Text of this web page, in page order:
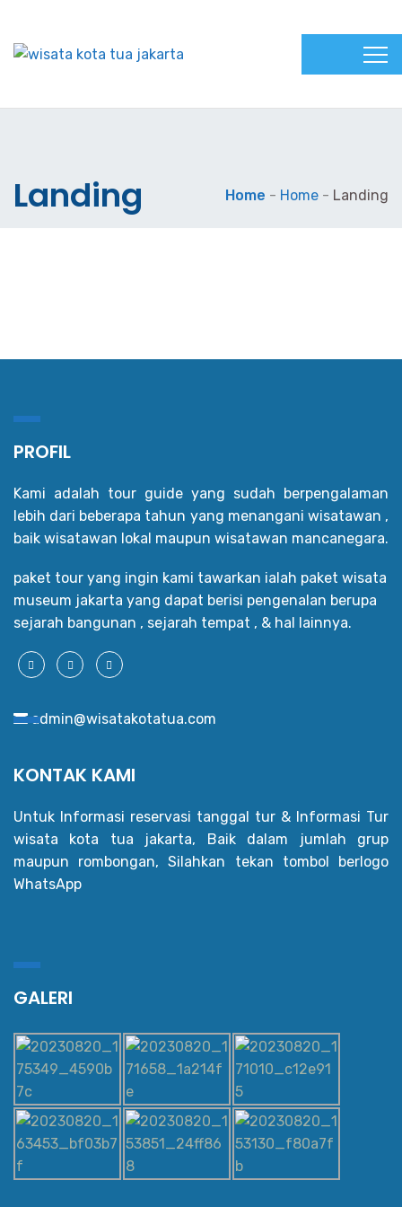
Landing Home - Home - Landing
PROFIL
Kami adalah tour guide yang sudah berpengalaman
lebih dari beberapa tahun yang menangani wisatawan ,
baik wisatawan lokal maupun wisatawan mancanegara.
paket tour yang ingin kami tawarkan ialah paket wisata
museum jakarta yang dapat berisi pengenalan berupa
sejarah bangunan , sejarah tempat , & hal lainnya.
admin@wisatakotatua.com
KONTAK KAMI
Untuk Informasi reservasi tanggal tur & Informasi Tur
wisata kota tua jakarta, Baik dalam jumlah grup
maupun rombongan, Silahkan tekan tombol berlogo
WhatsApp
GALERI